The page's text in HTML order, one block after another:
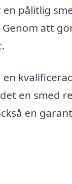
pålitlig
att
en smed
en